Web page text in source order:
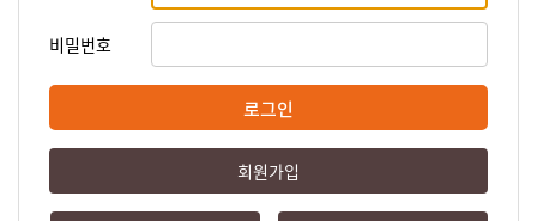
비밀번호
로그인
회원가입